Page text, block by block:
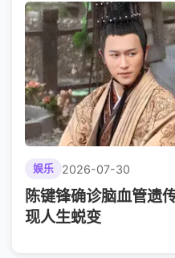
娱乐 2026-07-30
陈键锋确诊脑血管遗
现人生蜕变